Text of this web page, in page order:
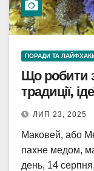
ПОРАДИ ТА
Що робити
традиції,
ЛИП 23, 2025
Маковей, або
пахне медом,
день, 14